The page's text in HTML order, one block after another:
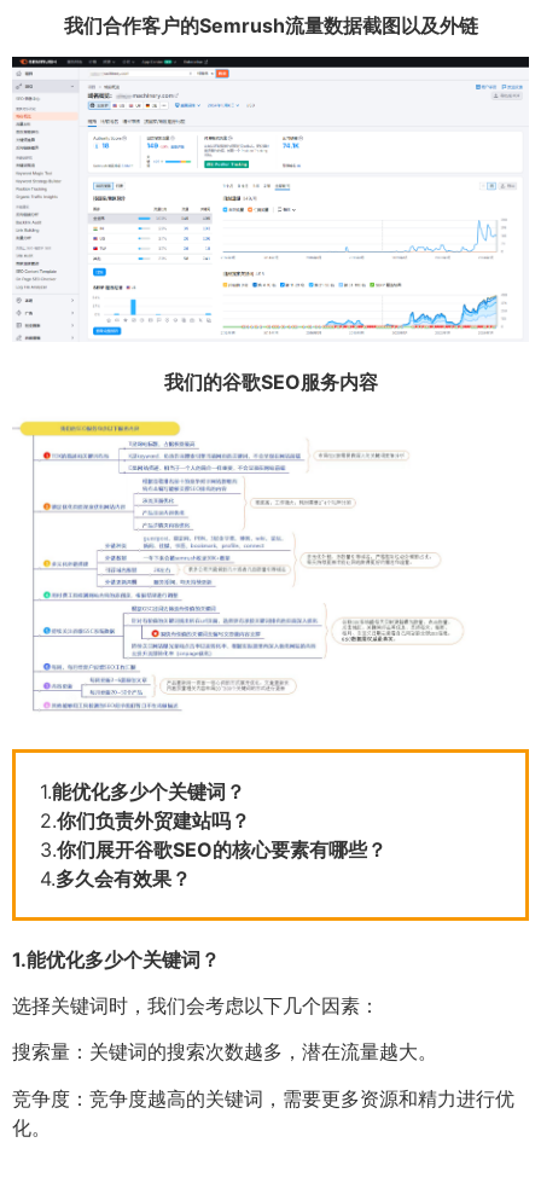
我们合作客户的Semrush流量数据截图以及外链
我们的谷歌SEO服务内容
1.能优化多少个关键词？
2.你们负责外贸建站吗？
3.你们展开谷歌SEO的核心要素有哪些？
4.多久会有效果？
1.能优化多少个关键词？
选择关键词时，我们会考虑以下几个因素：
搜索量：关键词的搜索次数越多，潜在流量越大。
竞争度：竞争度越高的关键词，需要更多资源和精力进行优
化。